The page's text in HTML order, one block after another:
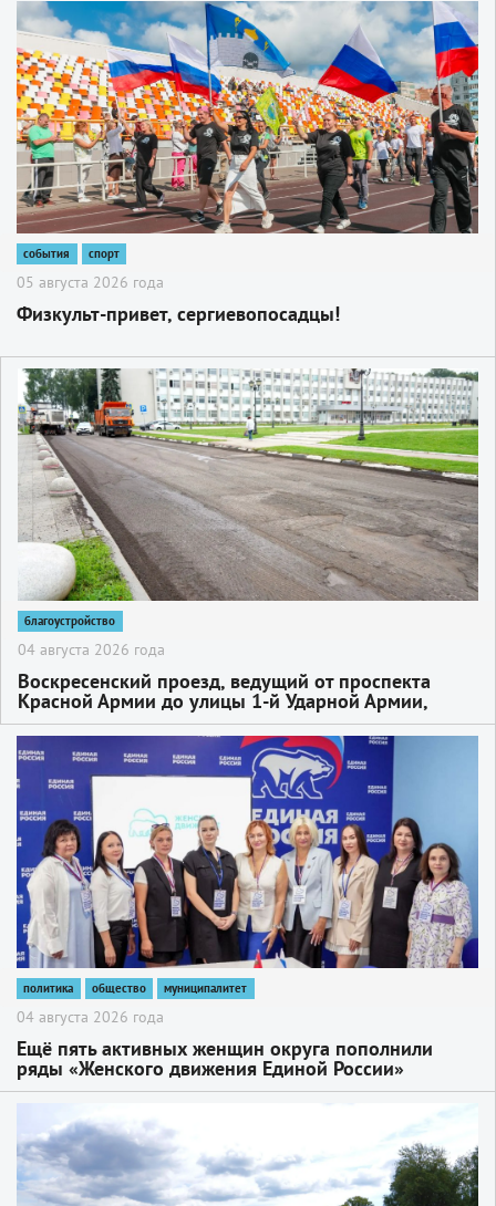
2
события спорт
05 августа 2026 года
Физкульт-привет, сергиевопосадцы!
2
благоустройство
04 августа 2026 года
Воскресенский проезд, ведущий от проспекта
Красной Армии до улицы 1-й Ударной Армии,
активно ремонтируют
2
политика общество муниципалитет
04 августа 2026 года
Ещё пять активных женщин округа пополнили
ряды «Женского движения Единой России»